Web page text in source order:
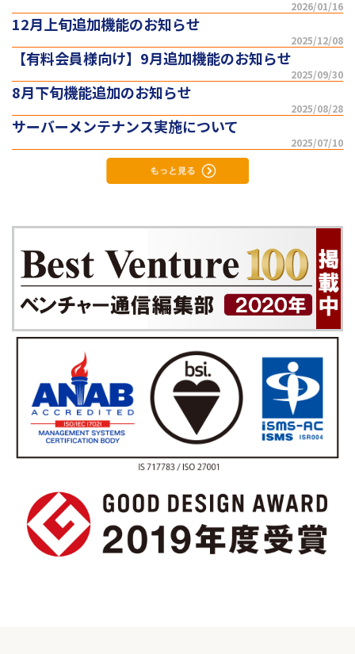
2026/01/16
12月上旬追加機能のお知らせ
2025/12/08
【有料会員様向け】9月追加機能のお知らせ
2025/09/30
8月下旬機能追加のお知らせ
2025/08/28
サーバーメンテナンス実施について
2025/07/10